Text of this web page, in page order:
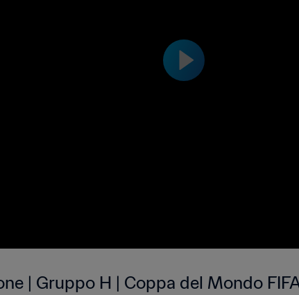
| Gruppo H | Coppa del Mondo